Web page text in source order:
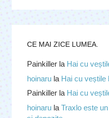
CE MAI ZICE LUMEA.
Painkillerla Hai cu
hoinarula Hai cu veștile
Painkillerla Hai cu
hoinarula Traxlo este